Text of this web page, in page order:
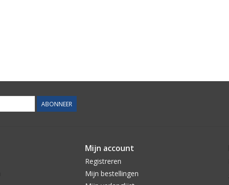
ABONNEER
Mijn account
Registreren
Mijn bestellingen